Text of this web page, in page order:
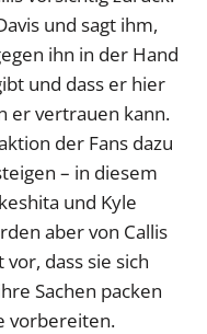
und sagt ihm,
ihn in der Hand
und dass er hier
er vertrauen kann.
der Fans dazu
– in diesem
und Kyle
aber von Callis
dass sie sich
Sachen packen
vorbereiten.